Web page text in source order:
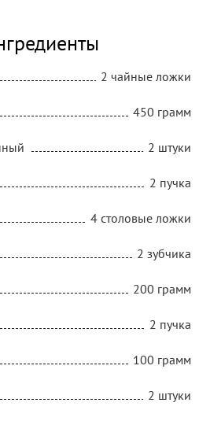
2 чайные ложки
450 грамм
2 штуки
2 пучка
4 столовые ложки
2 зубчика
200 грамм
2 пучка
100 грамм
2 штуки